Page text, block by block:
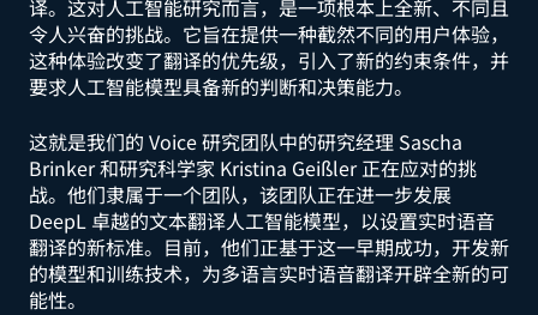
译。这对人工智能研究而言，是一项根本上全新、不同且
令人兴奋的挑战。它旨在提供一种截然不同的用户体验，
这种体验改变了翻译的优先级，引入了新的约束条件，并
要求人工智能模型具备新的判断和决策能力。
这就是我们的 Voice 研究团队中的研究经理 Sascha
Brinker 和研究科学家 Kristina Geißler 正在应对的挑
战。他们隶属于一个团队，该团队正在进一步发展
DeepL 卓越的文本翻译人工智能模型，以设置实时语音
翻译的新标准。目前，他们正基于这一早期成功，开发新
的模型和训练技术，为多语言实时语音翻译开辟全新的可
能性。